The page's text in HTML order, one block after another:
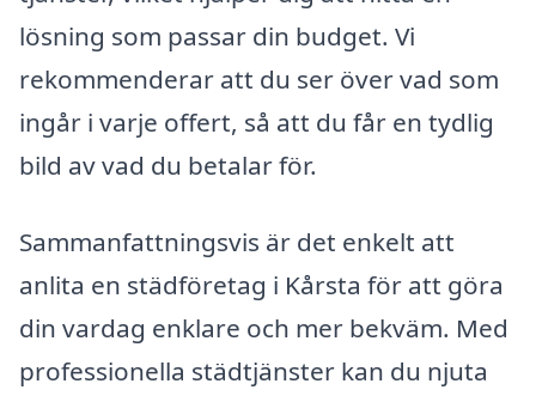
lösning som passar din budget. Vi
rekommenderar att du ser över vad som
ingår i varje offert, så att du får en tydlig
bild av vad du betalar för.
Sammanfattningsvis är det enkelt att
anlita en städföretag i Kårsta för att göra
din vardag enklare och mer bekväm. Med
professionella städtjänster kan du njuta